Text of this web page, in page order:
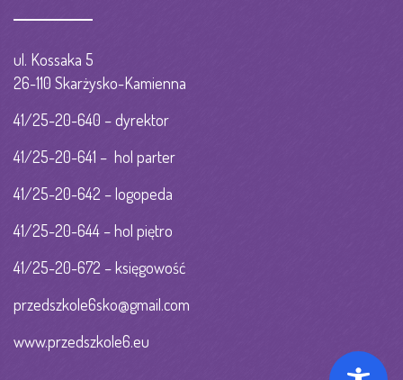
ul. Kossaka 5
26-110 Skarżysko-Kamienna
41/25-20-640 – dyrektor
41/25-20-641 – hol parter
41/25-20-642 – logopeda
41/25-20-644 – hol piętro
41/25-20-672 – księgowość
przedszkole6sko@gmail.com
www.przedszkole6.eu